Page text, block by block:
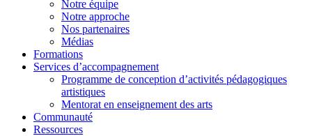
Notre équipe
Notre approche
Nos partenaires
Médias
Formations
Services d’accompagnement
Programme de conception d’activités pédagogiques
artistiques
Mentorat en enseignement des arts
Communauté
Ressources